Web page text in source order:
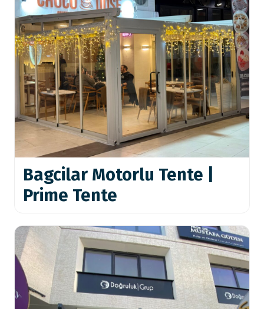
Bagcilar Motorlu Tente |
Prime Tente